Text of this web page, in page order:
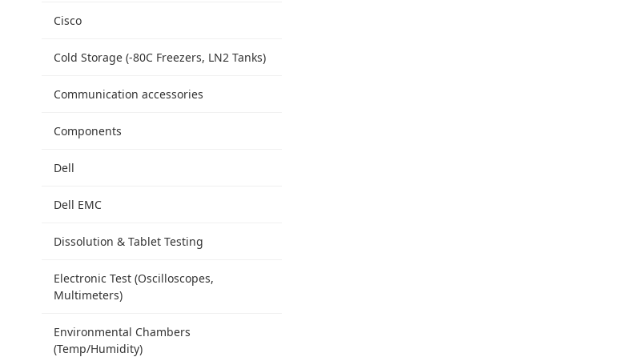
Cisco
Cold Storage (-80C Freezers, LN2 Tanks)
Communication accessories
Components
Dell
Dell EMC
Dissolution & Tablet Testing
Electronic Test (Oscilloscopes,
Multimeters)
Environmental Chambers
(Temp/Humidity)